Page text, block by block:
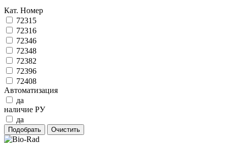
Кат. Номер
72315
72316
72346
72348
72382
72396
72408
Автоматизация
да
наличие РУ
да